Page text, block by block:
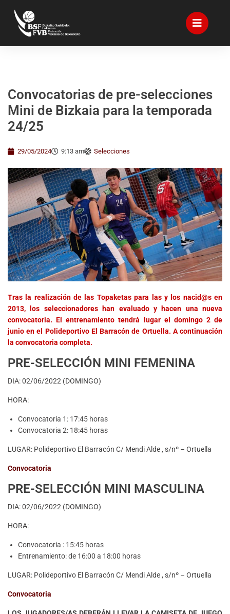
Convocatorias de pre-selecciones
Mini de Bizkaia para la temporada
24/25
29/05/2024 9:13 am Selecciones
Tras la realización de las Topaketas para las y los nacid@s en
2013, los seleccionadores han evaluado y hacen una nueva
convocatoria. El entrenamiento tendrá lugar el domingo 2 de
junio en el Polideportivo El Barracón de Ortuella. A continuación
la convocatoria completa.
PRE-SELECCIÓN MINI FEMENINA
DIA: 02/06/2022 (DOMINGO)
HORA:
Convocatoria 1: 17:45 horas
Convocatoria 2: 18:45 horas
LUGAR: Polideportivo El Barracón C/ Mendi Alde , s/nº – Ortuella
Convocatoria
PRE-SELECCIÓN MINI MASCULINA
DIA: 02/06/2022 (DOMINGO)
HORA:
Convocatoria : 15:45 horas
Entrenamiento: de 16:00 a 18:00 horas
LUGAR: Polideportivo El Barracón C/ Mendi Alde , s/nº – Ortuella
Convocatoria